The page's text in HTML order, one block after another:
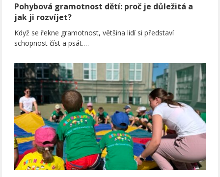
Pohybová gramotnost dětí: proč je důležitá a
jak ji rozvíjet?
Když se řekne gramotnost, většina lidí si představí
schopnost číst a psát.…